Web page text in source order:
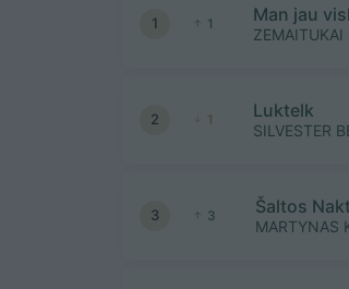
1 1 Man jau
ZEMAITUKAI
2 1 Luktelk
SILVESTER
3 3 Šaltos
MARTYNAS